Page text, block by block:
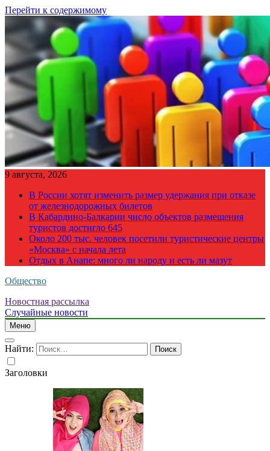
Перейти к содержимому
9 августа, 2026
В России хотят изменить размер удержания при отказе
от железнодорожных билетов
В Кабардино-Балкарии число объектов размещения
туристов достигло 645
Около 200 тыс. человек посетили туристические центры
«Москва» с начала лета
Отдых в Анапе: много ли народу и есть ли мазут
Общество
Новостная рассылка
Случайные новости
Меню
Найти:
Заголовки